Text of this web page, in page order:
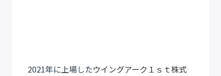
2021年に上場したウイングアーク１ｓｔ株式